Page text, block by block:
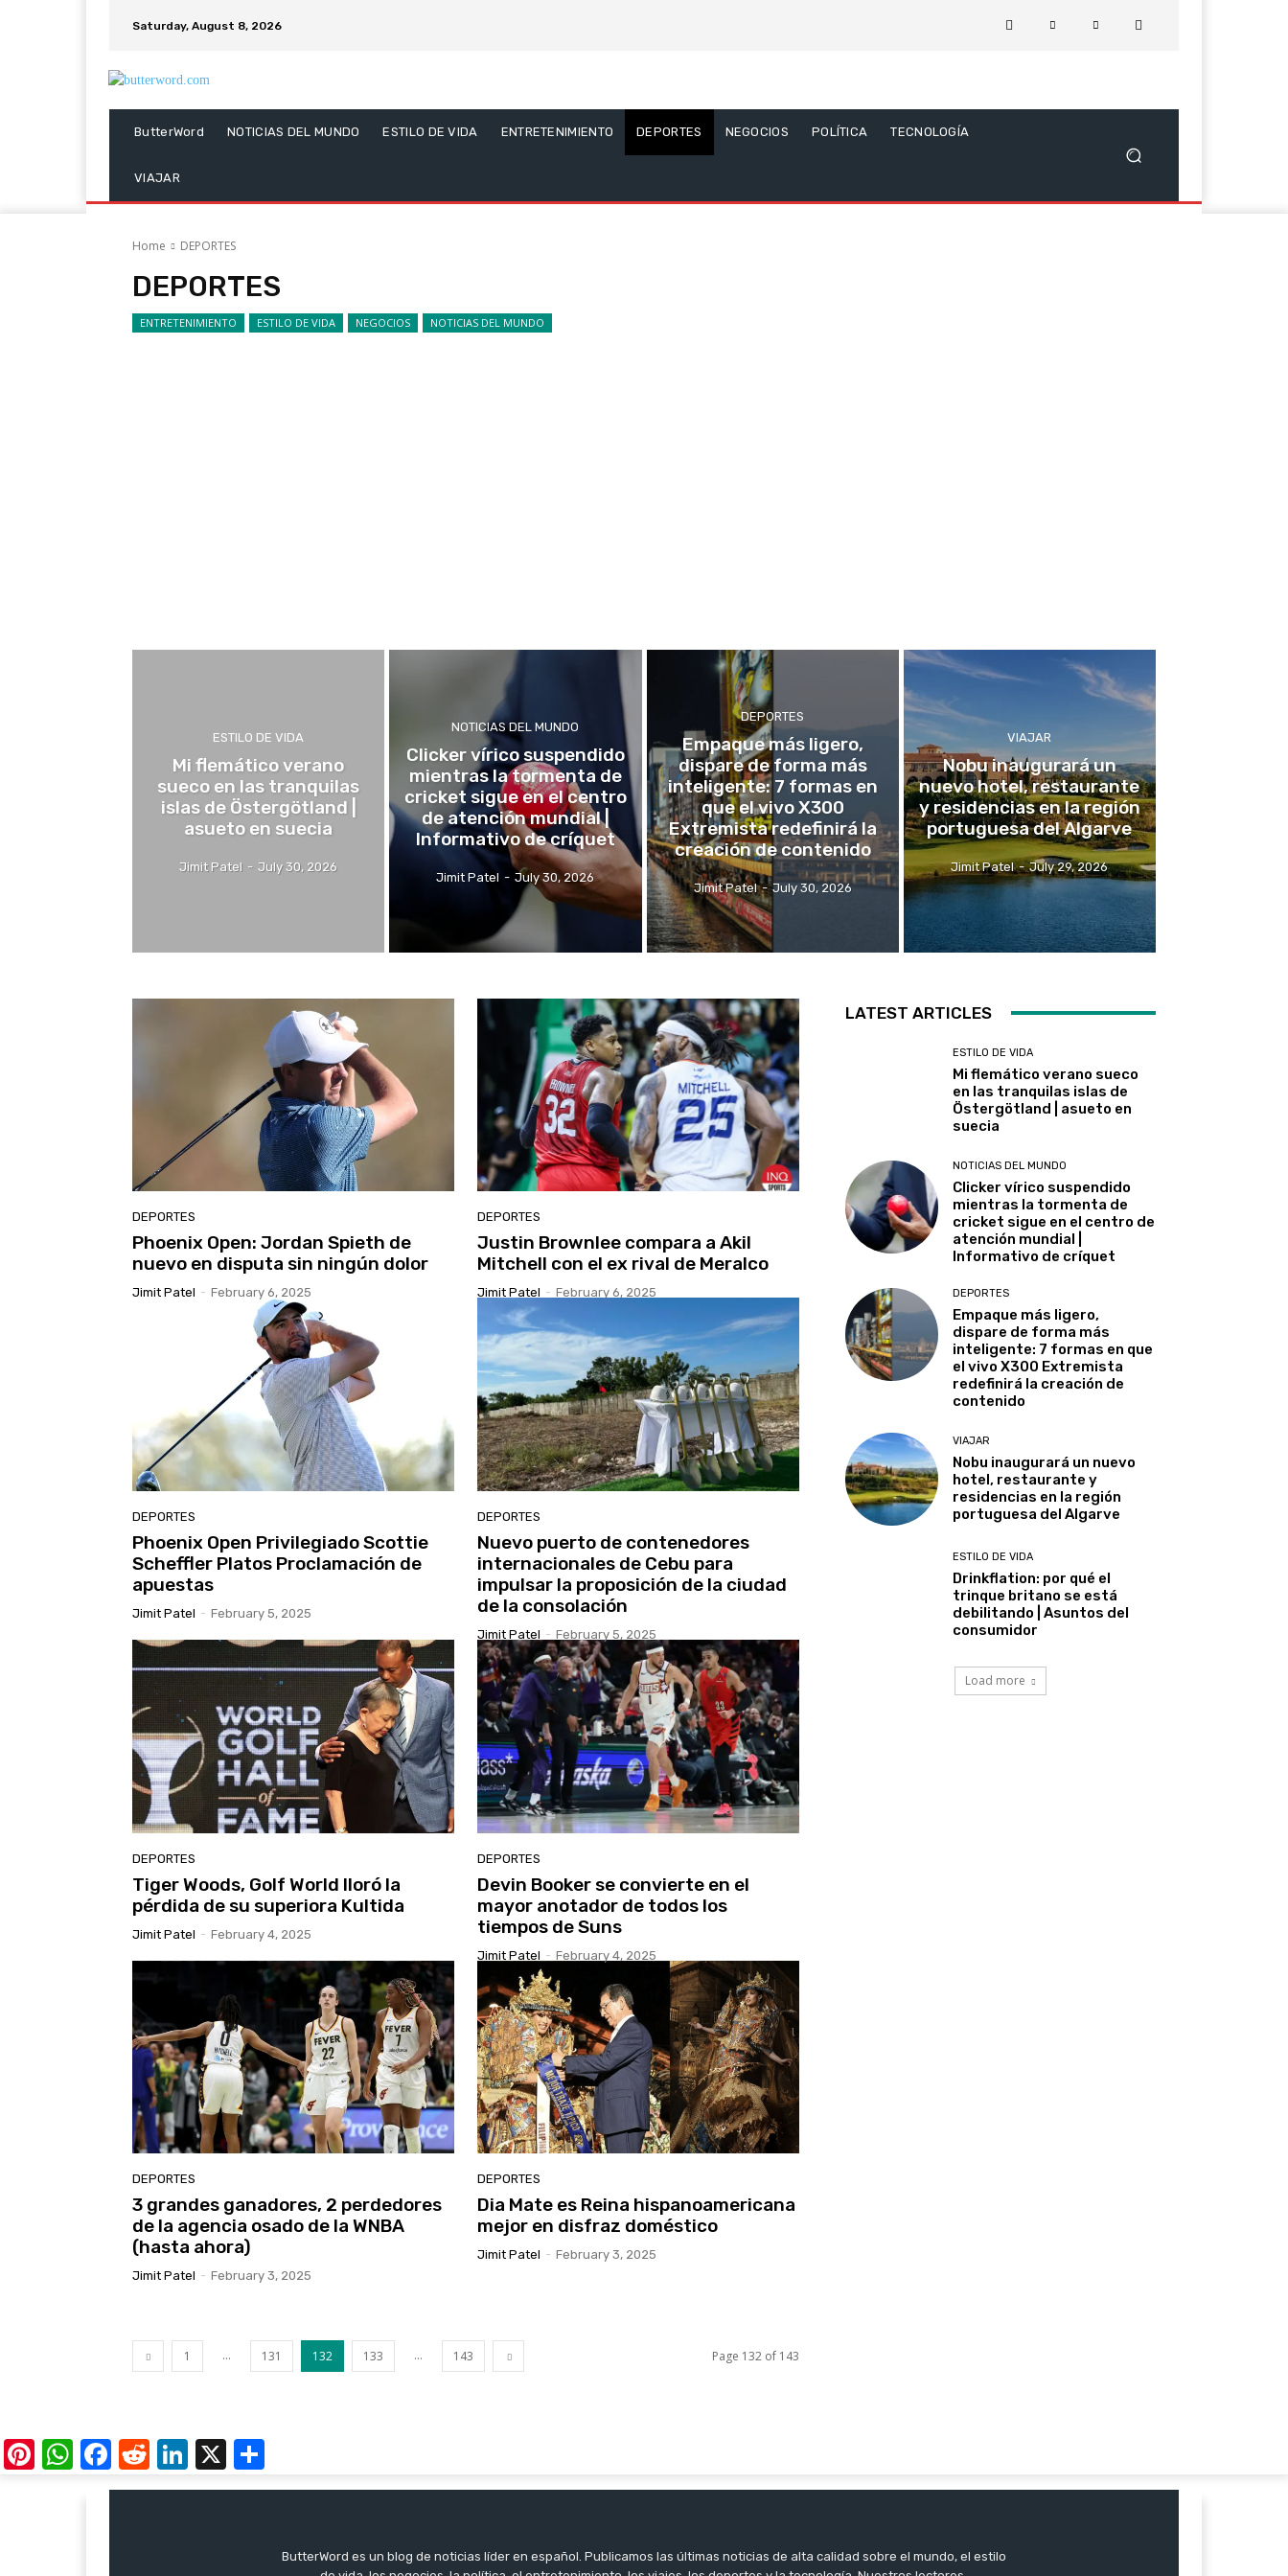
Saturday, August 8, 2026
ButterWord NOTICIAS DEL MUNDO ESTILO DE VIDA ENTRETENIMIENTO DEPORTES NEGOCIOS POLÍTICA TECNOLOGÍA
VIAJAR
Home DEPORTES
DEPORTES
ENTRETENIMIENTO ESTILO DE VIDA NEGOCIOS NOTICIAS DEL MUNDO
ESTILO DE VIDA
Mi flemático verano
sueco en las tranquilas
islas de Östergötland |
asueto en suecia
Jimit Patel - July 30, 2026
NOTICIAS DEL MUNDO
Clicker vírico suspendido
mientras la tormenta de
cricket sigue en el centro
de atención mundial |
Informativo de críquet
Jimit Patel - July 30, 2026
DEPORTES
Empaque más ligero,
dispare de forma más
inteligente: 7 formas en
que el vivo X300
Extremista redefinirá la
creación de contenido
Jimit Patel - July 30, 2026
VIAJAR
Nobu inaugurará un
nuevo hotel, restaurante
y residencias en la región
portuguesa del Algarve
Jimit Patel - July 29, 2026
DEPORTES
Phoenix Open: Jordan Spieth de
nuevo en disputa sin ningún dolor
Jimit Patel - February 6, 2025
DEPORTES
Justin Brownlee compara a Akil
Mitchell con el ex rival de Meralco
Jimit Patel - February 6, 2025
DEPORTES
Phoenix Open Privilegiado Scottie
Scheffler Platos Proclamación de
apuestas
Jimit Patel - February 5, 2025
DEPORTES
Nuevo puerto de contenedores
internacionales de Cebu para
impulsar la proposición de la ciudad
de la consolación
Jimit Patel - February 5, 2025
DEPORTES
Tiger Woods, Golf World lloró la
pérdida de su superiora Kultida
Jimit Patel - February 4, 2025
DEPORTES
Devin Booker se convierte en el
mayor anotador de todos los
tiempos de Suns
Jimit Patel - February 4, 2025
DEPORTES
3 grandes ganadores, 2 perdedores
de la agencia osado de la WNBA
(hasta ahora)
Jimit Patel - February 3, 2025
DEPORTES
Dia Mate es Reina hispanoamericana
mejor en disfraz doméstico
Jimit Patel - February 3, 2025
1 ... 131 132 133 ... 143 Page 132 of 143
LATEST ARTICLES
ESTILO DE VIDA
Mi flemático verano sueco
en las tranquilas islas de
Östergötland | asueto en
suecia
NOTICIAS DEL MUNDO
Clicker vírico suspendido
mientras la tormenta de
cricket sigue en el centro de
atención mundial |
Informativo de críquet
DEPORTES
Empaque más ligero,
dispare de forma más
inteligente: 7 formas en que
el vivo X300 Extremista
redefinirá la creación de
contenido
VIAJAR
Nobu inaugurará un nuevo
hotel, restaurante y
residencias en la región
portuguesa del Algarve
ESTILO DE VIDA
Drinkflation: por qué el
trinque britano se está
debilitando | Asuntos del
consumidor
Load more
Pinterest
WhatsApp
Facebook
RedditLinkedIn
X
ButterWord es un blog de noticias líder en español. Publicamos las últimas noticias de alta calidad sobre el mundo, el estilo